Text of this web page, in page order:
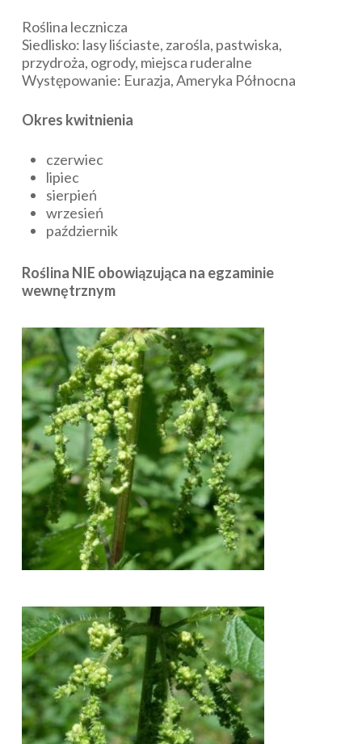
Roślina lecznicza
Siedlisko: lasy liściaste, zarośla, pastwiska,
przydroża, ogrody, miejsca ruderalne
Występowanie: Eurazja, Ameryka Północna
Okres kwitnienia
czerwiec
lipiec
sierpień
wrzesień
październik
Roślina NIE obowiązująca na egzaminie
wewnętrznym